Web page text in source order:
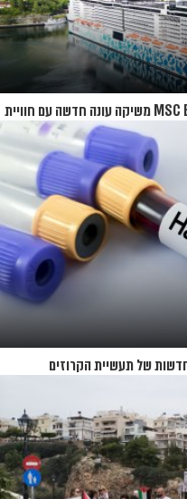
חופשת קיץ קרירה בלב הפיורדים: MSC Euribia משיקה עונה חדשה עם חוויית
של תעשיית הקרוזים